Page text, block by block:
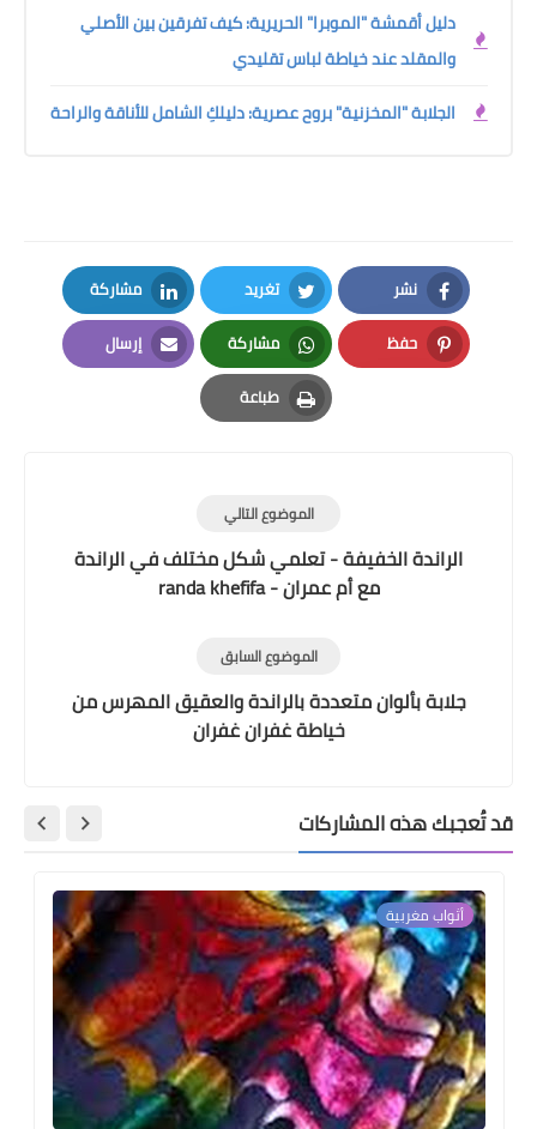
دليل أقمشة "الموبرا" الحريرية: كيف تفرقين بين الأصلي
والمقلد عند خياطة لباس تقليدي
الجلابة "المخزنية" بروح عصرية: دليلكِ الشامل للأناقة والراحة
نشر
Facebook
تغريد
Twitter
مشاركة
LinkedIn
حفظ
Pinterest
مشاركة
Whatsapp
إرسال
Email
طباعة
Print
الموضوع التالي
الراندة الخفيفة - تعلمي شكل مختلف في الراندة
مع أم عمران - randa khefifa
الموضوع السابق
جلابة بألوان متعددة بالراندة والعقيق المهرس من
خياطة غفران غفران
قد تُعجبك هذه المشاركات
أثواب مغربية